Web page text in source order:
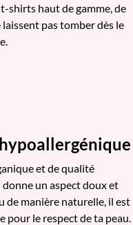
shirts haut de gamme, de
pas tomber dès le
et de qualité
un aspect doux et
de manière naturelle, il est
pour le respect de ta peau.